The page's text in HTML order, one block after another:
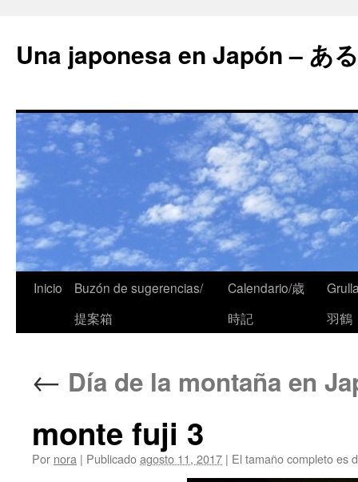
Una japonesa en Japón – あ
Inicio
Buzón de sugerencias/
提案箱
Calendario/歳
時記
羽鶴
← Día de la montaña en
monte fuji 3
Por nora | Publicadoagosto 11, 2017 | El tamaño completo es